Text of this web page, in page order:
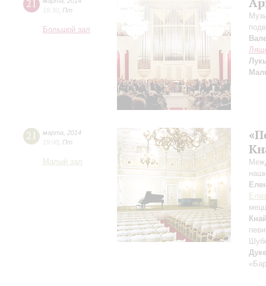
21
18:30 Пт
Большой зал
21 марта
2014
19:00 Пт
Малый зал